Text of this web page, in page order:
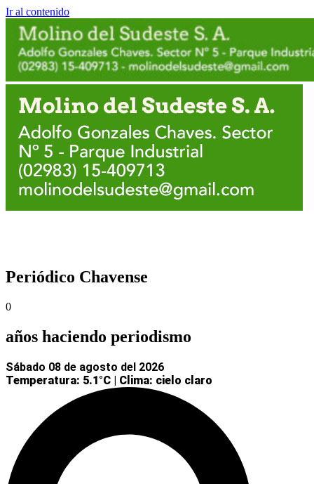
Ir al contenido
Periódico Chavense
0
años haciendo periodismo
sábado 08 de agosto del 2026
Temperatura: 5.1°C | Clima: cielo claro